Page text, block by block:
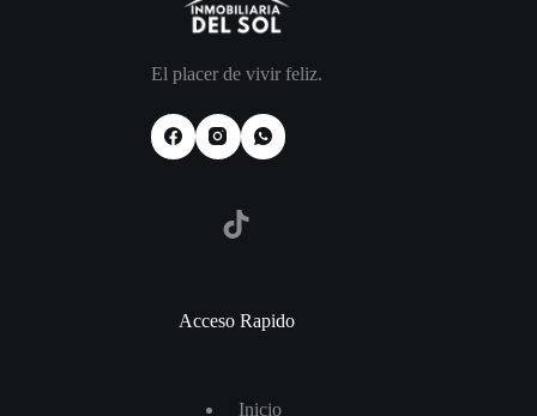
El placer de vivir feliz.
TikTok
Acceso Rapido
Inicio